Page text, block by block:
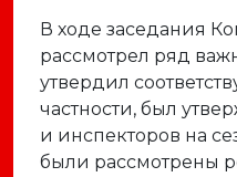
В ходе заседания
рассмотрел ряд
утвердил
частности, был
и инспекторов на
были рассмотрены